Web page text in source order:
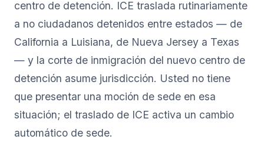
centro de detención. ICE traslada rutinariamente
a no ciudadanos detenidos entre estados — de
California a Luisiana, de Nueva Jersey a Texas
— y la corte de inmigración del nuevo centro de
detención asume jurisdicción. Usted no tiene
que presentar una moción de sede en esa
situación; el traslado de ICE activa un cambio
automático de sede.